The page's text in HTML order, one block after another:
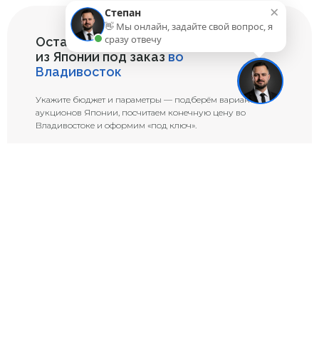
Оставьте заявку на подбор авто
из Японии под заказво
Владивосток
Укажите бюджет и параметры — подберём варианты с
аукционов Японии, посчитаем конечную цену во
Владивостоке и оформим «под ключ».
×
Степан
👋 Мы онлайн, задайте свой вопрос, я
сразу отвечу